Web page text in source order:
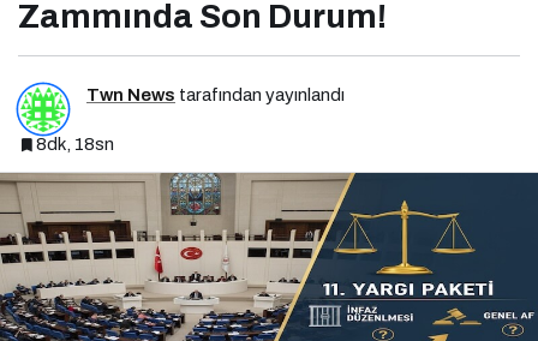
Zammında Son Durum!
Twn News tarafından yayınlandı
8dk, 18sn